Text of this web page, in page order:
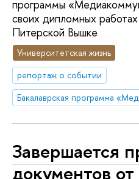
программы
своих дипломных
Питерской Вышке
Университетская жизнь
репортаж о событии
Завершается
документов от